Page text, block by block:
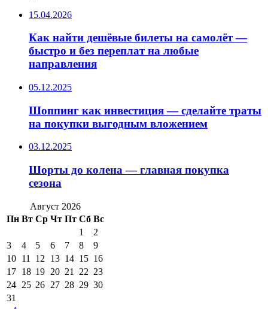
15.04.2026
Как найти дешёвые билеты на самолёт —
быстро и без переплат на любые
направления
05.12.2025
Шоппинг как инвестиция — сделайте траты
на покупки выгодным вложением
03.12.2025
Шорты до колена — главная покупка
сезона
Август 2026
Пн Вт Ср Чт Пт Сб Вс
1
2
3
4 5 6 7 8
9
10 11 12 13 14 15 16
17 18 19 20 21 22 23
24 25 26 27 28 29 30
31